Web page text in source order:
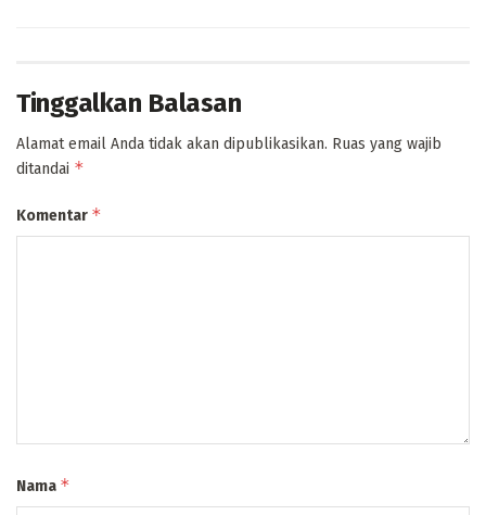
Tinggalkan Balasan
Alamat email Anda tidak akan dipublikasikan. Ruas yang wajib
ditandai *
Komentar *
Nama *